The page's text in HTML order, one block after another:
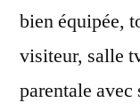
bien équipée,
visiteur, salle
parentale avec